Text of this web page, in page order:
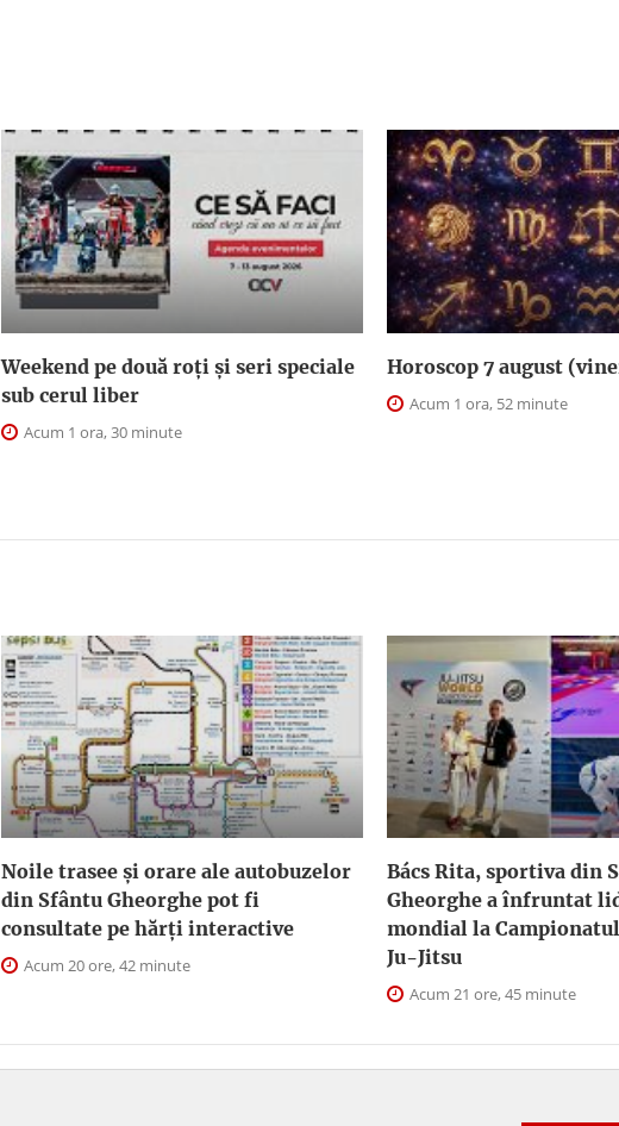
Weekend pe două roți și seri speciale
sub cerul liber
Acum 1 ora, 30 minute
Horoscop 7 august
Acum 1 ora, 52 minute
Noile trasee și orare ale autobuzelor
din Sfântu Gheorghe pot fi
consultate pe hărți interactive
Acum 20 ore, 42 minute
Bács Rita, sportiva din
Gheorghe a înfruntat
mondial la
Ju-Jitsu
Acum 21 ore, 45 minute